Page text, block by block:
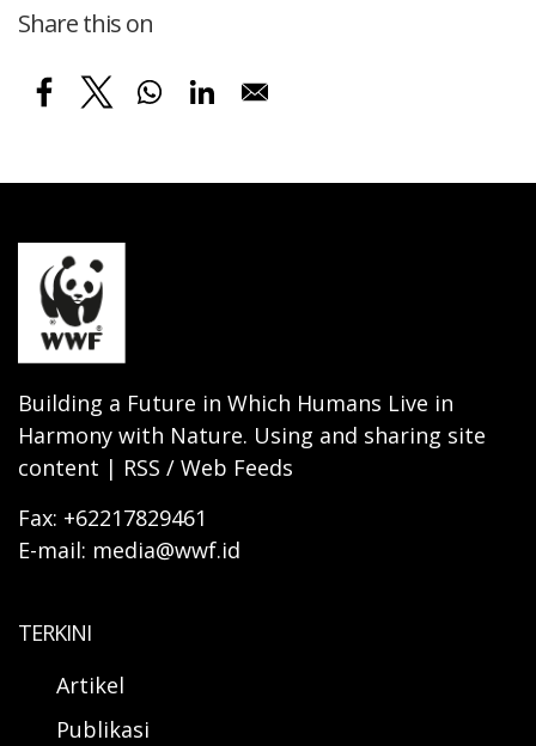
Share this on
Building a Future in Which Humans Live in
Harmony with Nature. Using and sharing site
content | RSS / Web Feeds
Fax: +62217829461
E-mail: media@wwf.id
TERKINI
Artikel
Publikasi